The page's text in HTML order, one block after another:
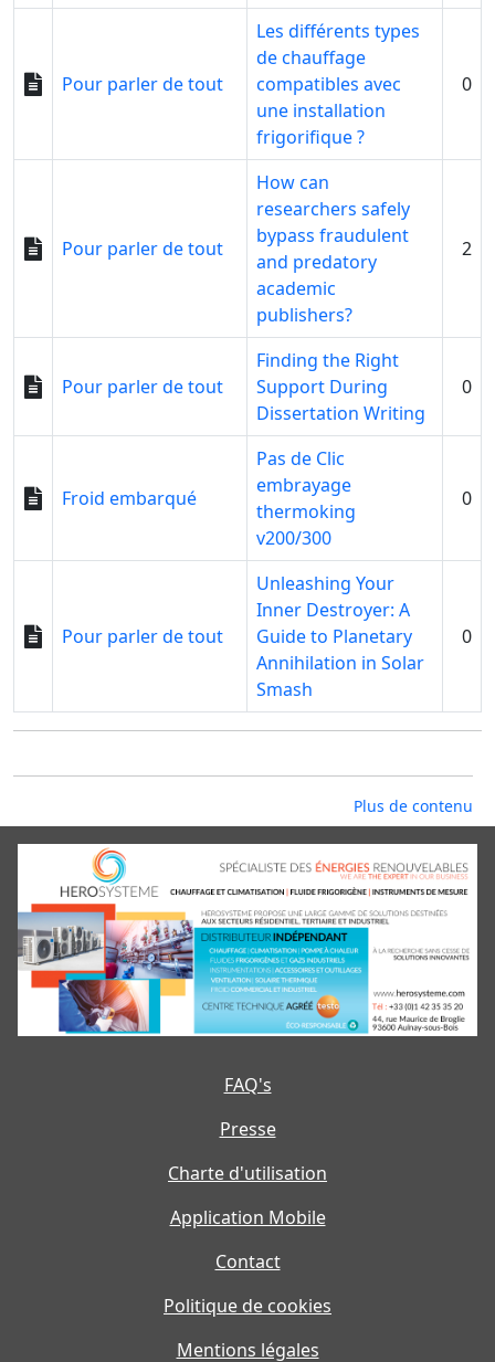
Pour parler de tout
Les différents types
de chauffage
compatibles avec
une installation
frigorifique ?
0
Pour parler de tout
How can
researchers safely
bypass fraudulent
and predatory
academic
publishers?
2
Pour parler de tout
Finding the Right
Support During
Dissertation Writing
0
Froid embarqué
Pas de Clic
embrayage
thermoking
v200/300
0
Pour parler de tout
Unleashing Your
Inner Destroyer: A
Guide to Planetary
Annihilation in Solar
Smash
0
Plus de contenu
FAQ's
Presse
Charte d'utilisation
Application Mobile
Contact
Politique de cookies
Mentions légales